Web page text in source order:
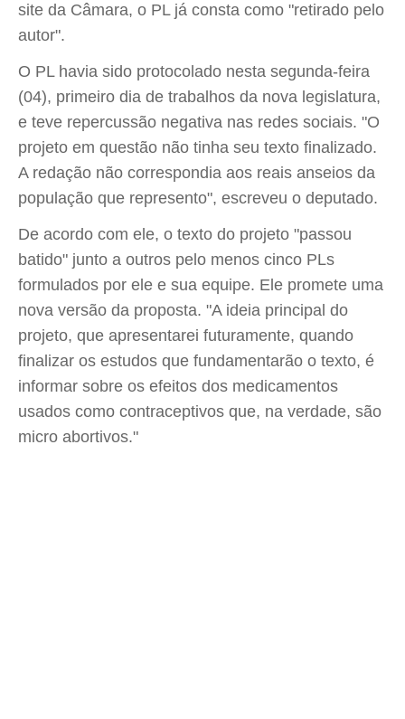
site da Câmara, o PL já consta como "retirado pelo
autor".
O PL havia sido protocolado nesta segunda-feira
(04), primeiro dia de trabalhos da nova legislatura,
e teve repercussão negativa nas redes sociais. "O
projeto em questão não tinha seu texto finalizado.
A redação não correspondia aos reais anseios da
população que represento", escreveu o deputado.
De acordo com ele, o texto do projeto "passou
batido" junto a outros pelo menos cinco PLs
formulados por ele e sua equipe. Ele promete uma
nova versão da proposta. "A ideia principal do
projeto, que apresentarei futuramente, quando
finalizar os estudos que fundamentarão o texto, é
informar sobre os efeitos dos medicamentos
usados como contraceptivos que, na verdade, são
micro abortivos."